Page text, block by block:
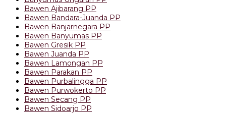
Bawen Ajibarang PP
Bawen Bandara-Juanda PP
Bawen Banjarnegara PP
Bawen Banyumas PP
Bawen Gresik PP
Bawen Juanda PP
Bawen Lamongan PP
Bawen Parakan PP
Bawen Purbalingga PP
Bawen Purwokerto PP
Bawen Secang PP
Bawen Sidoarjo PP